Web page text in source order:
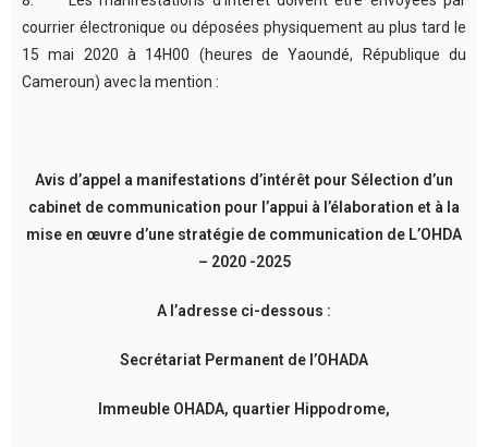
courrier électronique ou déposées physiquement au plus tard le
15 mai 2020 à 14H00 (heures de Yaoundé, République du
Cameroun) avec la mention :
Avis d’appel a manifestations d’intérêt pour Sélection d’un
cabinet de communication pour l’appui à l’élaboration et à la
mise en œuvre d’une stratégie de communication de L’OHDA
– 2020 -2025
A l’adresse ci-dessous :
Secrétariat Permanent de l’OHADA
Immeuble OHADA, quartier Hippodrome,